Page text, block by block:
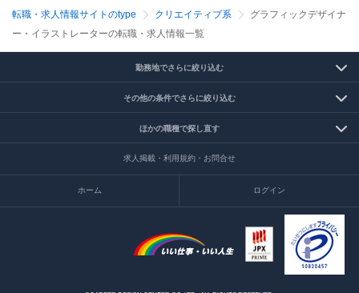
転職・求人情報サイトのtype クリエイティブ系
グラフィックデザイナ
ー・イラストレーターの転職・求人情報一覧
勤務地でさらに絞り込む
その他の条件でさらに絞り込む
ほかの職種で探し直す
求人掲載・利用規約・お問合せ
ホーム ログイン